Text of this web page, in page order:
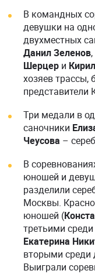
В командных
девушки на
двухместных
Данил Зеленов,
Шерцер и
хозяев трассы,
представители
Три медали в
саночники
Чеусова –
В
юношей и
разделили
Москвы.
юношей (
третьими
Екатерина
вторыми среди
Выиграли